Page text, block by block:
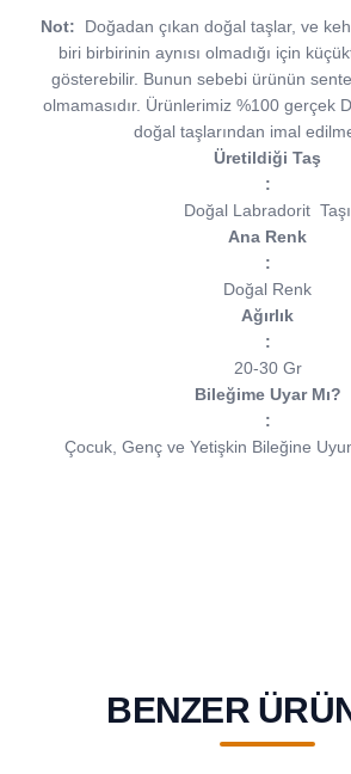
Not:
Doğadan çıkan doğal taşlar, ve
biri birbirinin aynısı olmadığı için
gösterebilir. Bunun sebebi ürünün
olmamasıdır. Ürünlerimiz %100 gerçek
doğal taşlarından imal
Üretildiği Taş
:
Doğal Labradorit Taşı
Ana Renk
:
Doğal Renk
Ağırlık
:
20-30 Gr
Bileğime Uyar Mı?
:
Çocuk, Genç ve Yetişkin Bileğine
BENZER